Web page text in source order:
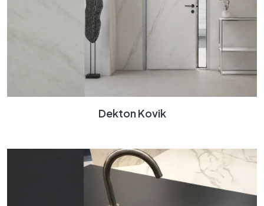
Dekton Kovik